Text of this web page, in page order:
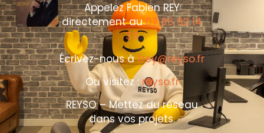
Appelez Fabien REY
directement au07 86 92 14
33
Écrivez-nous àfrey@reyso.fr
Ou visitez :reyso.fr
REYSO – Mettez du réseau
dans vos projets.